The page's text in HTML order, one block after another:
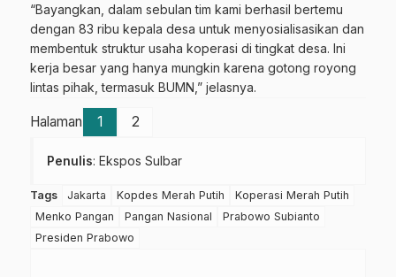
“Bayangkan, dalam sebulan tim kami berhasil bertemu
dengan 83 ribu kepala desa untuk menyosialisasikan dan
membentuk struktur usaha koperasi di tingkat desa. Ini
kerja besar yang hanya mungkin karena gotong royong
lintas pihak, termasuk BUMN,” jelasnya.
Halaman 1 2
Penulis: Ekspos Sulbar
Tags Jakarta Kopdes Merah Putih
Koperasi Merah Putih
Menko Pangan
Pangan Nasional
Prabowo Subianto
Presiden Prabowo